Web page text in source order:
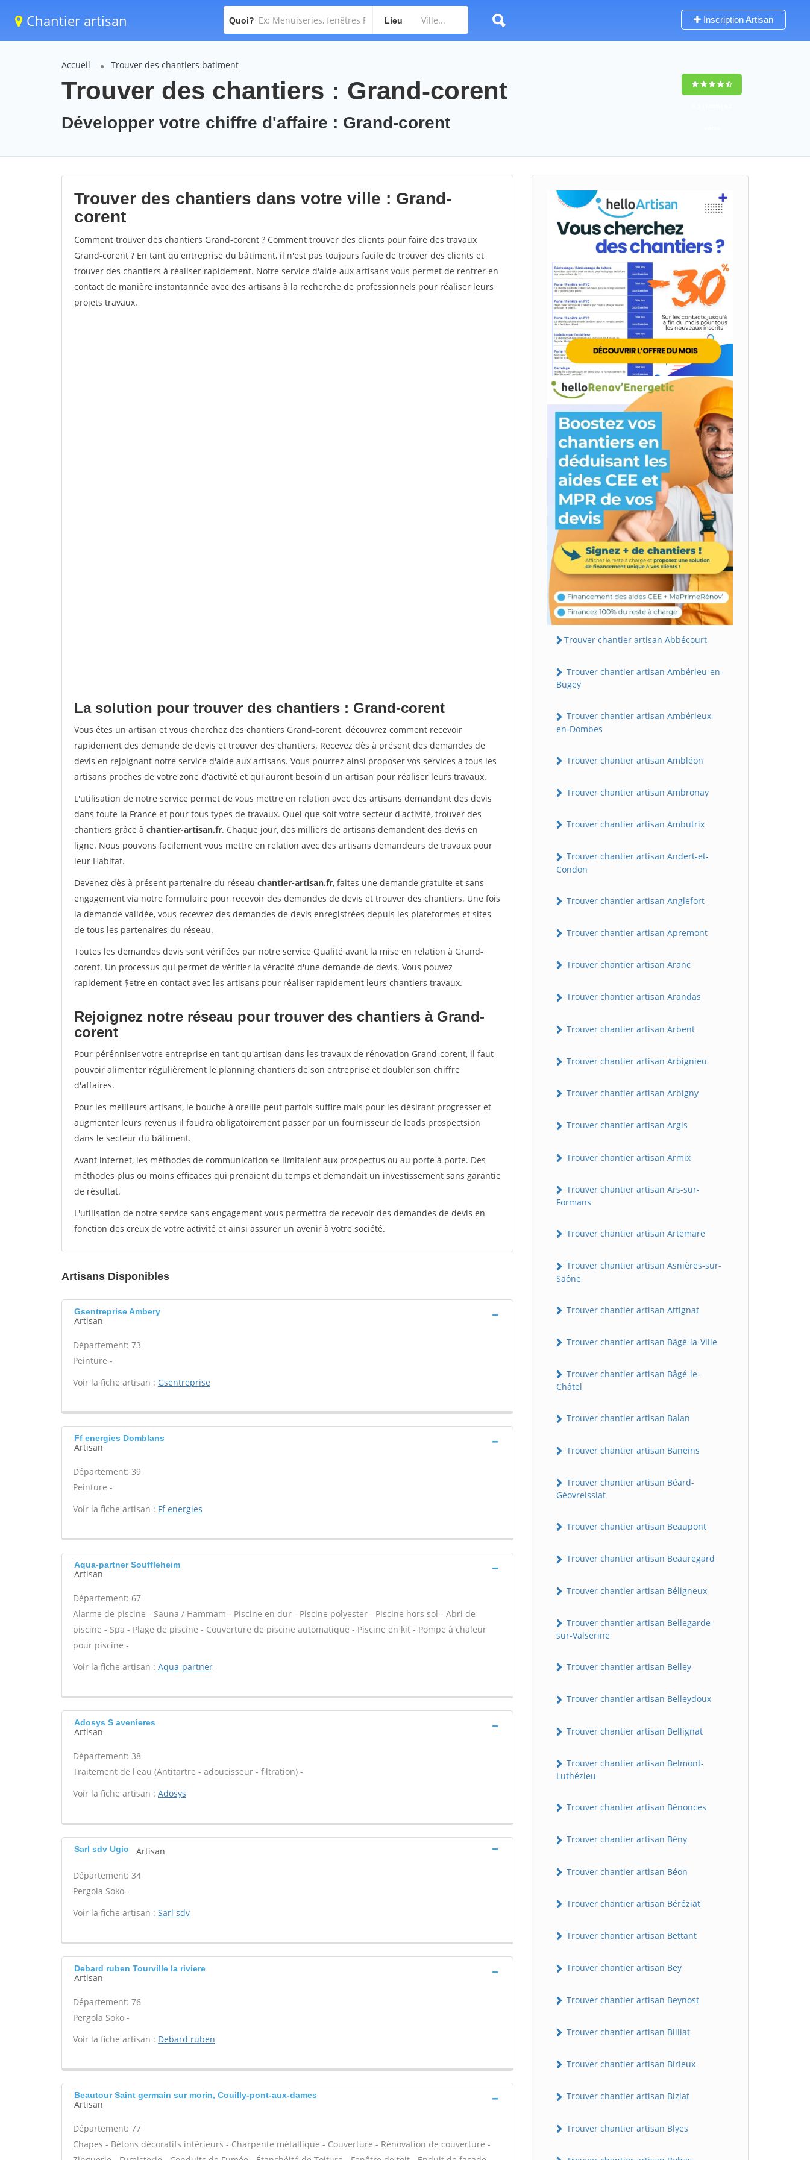
Chantier artisan Quoi? Lieu Inscription Artisan
Accueil Trouver des chantiers batiment
Trouver des chantiers : Grand-corent
Développer votre chiffre d'affaire : Grand-corent
Trouver des chantiers dans votre ville : Grand-
corent
Comment trouver des chantiers Grand-corent ? Comment trouver des clients pour faire des travaux
Grand-corent ? En tant qu'entreprise du bâtiment, il n'est pas toujours facile de trouver des clients et
trouver des chantiers à réaliser rapidement. Notre service d'aide aux artisans vous permet de rentrer en
contact de manière instantannée avec des artisans à la recherche de professionnels pour réaliser leurs
projets travaux.
La solution pour trouver des chantiers : Grand-corent
Vous êtes un artisan et vous cherchez des chantiers Grand-corent, découvrez comment recevoir
rapidement des demande de devis et trouver des chantiers. Recevez dès à présent des demandes de
devis en rejoignant notre service d'aide aux artisans. Vous pourrez ainsi proposer vos services à tous les
artisans proches de votre zone d'activité et qui auront besoin d'un artisan pour réaliser leurs travaux.
L'utilisation de notre service permet de vous mettre en relation avec des artisans demandant des devis
dans toute la France et pour tous types de travaux. Quel que soit votre secteur d'activité, trouver des
chantiers grâce à chantier-artisan.fr. Chaque jour, des milliers de artisans demandent des devis en
ligne. Nous pouvons facilement vous mettre en relation avec des artisans demandeurs de travaux pour
leur Habitat.
Devenez dès à présent partenaire du réseau chantier-artisan.fr, faites une demande gratuite et sans
engagement via notre formulaire pour recevoir des demandes de devis et trouver des chantiers. Une fois
la demande validée, vous recevrez des demandes de devis enregistrées depuis les plateformes et sites
de tous les partenaires du réseau.
Toutes les demandes devis sont vérifiées par notre service Qualité avant la mise en relation à Grand-
corent. Un processus qui permet de vérifier la véracité d'une demande de devis. Vous pouvez
rapidement $etre en contact avec les artisans pour réaliser rapidement leurs chantiers travaux.
Rejoignez notre réseau pour trouver des chantiers à Grand-
corent
Pour pérénniser votre entreprise en tant qu'artisan dans les travaux de rénovation Grand-corent, il faut
pouvoir alimenter régulièrement le planning chantiers de son entreprise et doubler son chiffre
d'affaires.
Pour les meilleurs artisans, le bouche à oreille peut parfois suffire mais pour les désirant progresser et
augmenter leurs revenus il faudra obligatoirement passer par un fournisseur de leads prospectsion
dans le secteur du bâtiment.
Avant internet, les méthodes de communication se limitaient aux prospectus ou au porte à porte. Des
méthodes plus ou moins efficaces qui prenaient du temps et demandait un investissement sans garantie
de résultat.
L'utilisation de notre service sans engagement vous permettra de recevoir des demandes de devis en
fonction des creux de votre activité et ainsi assurer un avenir à votre société.
Artisans Disponibles
Gsentreprise Ambery
Artisan
Département: 73
Peinture -
Voir la fiche artisan : Gsentreprise
Ff energies Domblans
Artisan
Département: 39
Peinture -
Voir la fiche artisan : Ff energies
Aqua-partner Souffleheim
Artisan
Département: 67
Alarme de piscine - Sauna / Hammam - Piscine en dur - Piscine polyester - Piscine hors sol - Abri de
piscine - Spa - Plage de piscine - Couverture de piscine automatique - Piscine en kit - Pompe à chaleur
pour piscine -
Voir la fiche artisan : Aqua-partner
Adosys S avenieres
Artisan
Département: 38
Traitement de l'eau (Antitartre - adoucisseur - filtration) -
Voir la fiche artisan : Adosys
Sarl sdv Ugio Artisan
Département: 34
Pergola Soko -
Voir la fiche artisan : Sarl sdv
Debard ruben Tourville la riviere
Artisan
Département: 76
Pergola Soko -
Voir la fiche artisan : Debard ruben
Beautour Saint germain sur morin, Couilly-pont-aux-dames
Artisan
Département: 77
Chapes - Bétons décoratifs intérieurs - Charpente métallique - Couverture - Rénovation de couverture -
Trouver chantier artisan Abbécourt
Trouver chantier artisan Ambérieu-en-
Bugey
Trouver chantier artisan Ambérieux-
en-Dombes
Trouver chantier artisan Ambléon
Trouver chantier artisan Ambronay
Trouver chantier artisan Ambutrix
Trouver chantier artisan Andert-et-
Condon
Trouver chantier artisan Anglefort
Trouver chantier artisan Apremont
Trouver chantier artisan Aranc
Trouver chantier artisan Arandas
Trouver chantier artisan Arbent
Trouver chantier artisan Arbignieu
Trouver chantier artisan Arbigny
Trouver chantier artisan Argis
Trouver chantier artisan Armix
Trouver chantier artisan Ars-sur-
Formans
Trouver chantier artisan Artemare
Trouver chantier artisan Asnières-sur-
Saône
Trouver chantier artisan Attignat
Trouver chantier artisan Bâgé-la-Ville
Trouver chantier artisan Bâgé-le-
Châtel
Trouver chantier artisan Balan
Trouver chantier artisan Baneins
Trouver chantier artisan Béard-
Géovreissiat
Trouver chantier artisan Beaupont
Trouver chantier artisan Beauregard
Trouver chantier artisan Béligneux
Trouver chantier artisan Bellegarde-
sur-Valserine
Trouver chantier artisan Belley
Trouver chantier artisan Belleydoux
Trouver chantier artisan Bellignat
Trouver chantier artisan Belmont-
Luthézieu
Trouver chantier artisan Bénonces
Trouver chantier artisan Bény
Trouver chantier artisan Béon
Trouver chantier artisan Béréziat
Trouver chantier artisan Bettant
Trouver chantier artisan Bey
Trouver chantier artisan Beynost
Trouver chantier artisan Billiat
Trouver chantier artisan Birieux
Trouver chantier artisan Biziat
Trouver chantier artisan Blyes